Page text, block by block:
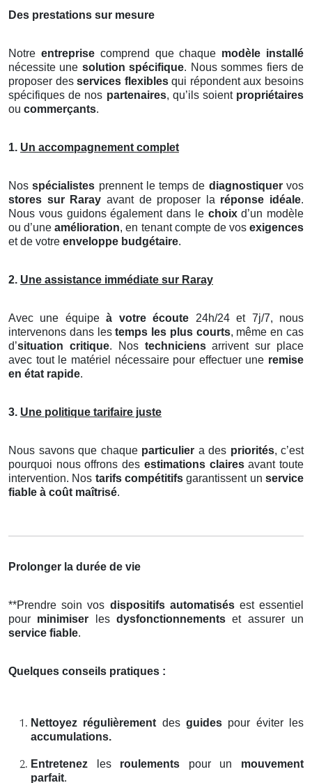
Des prestations sur mesure
Notre entreprisecomprend que chaque modèle installé
nécessite une solution spécifique. Nous sommes fiers de
proposer desservices flexiblesqui répondent aux besoins
spécifiques de nos partenaires, qu’ils soient propriétaires
ou commerçants.
1. Un accompagnement complet
Nosspécialistes prennent le temps de diagnostiquervos
stores sur Raray avant de proposer la réponse idéale.
Nous vous guidons également dans le choixd’un modèle
ou d’uneamélioration, en tenant compte de vos exigences
et de votre enveloppe budgétaire.
2. Une assistance immédiate sur Raray
Avec une équipeà votre écoute 24h/24 et 7j/7, nous
intervenons dans lestemps les plus courts, même en cas
d’situation critique. Nos techniciensarrivent sur place
avec tout le matériel nécessaire pour effectuer une remise
en état rapide.
3. Une politique tarifaire juste
Nous savons que chaque particulier a des priorités, c’est
pourquoi nous offrons des estimations clairesavant toute
intervention. Nos tarifs compétitifs garantissent unservice
fiable à coût maîtrisé.
Prolonger la durée de vie
**Prendre soin vos dispositifs automatisésest essentiel
pour minimiser lesdysfonctionnements et assurer un
service fiable.
Quelques conseils pratiques :
Nettoyez régulièrement desguides pour éviter les
accumulations.
Entretenez les roulements pour un mouvement
parfait.